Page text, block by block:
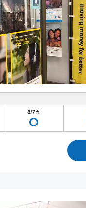
8/7五